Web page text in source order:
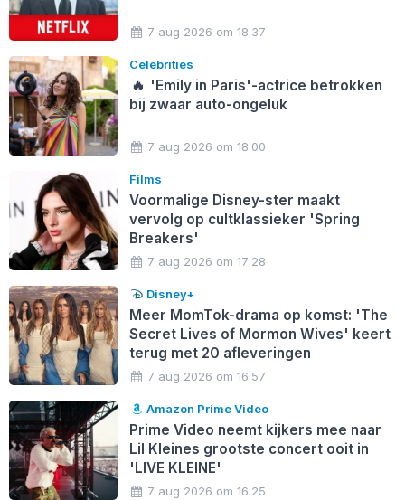
7 aug 2026 om 18:37
Celebrities
🔥 'Emily in Paris'-actrice betrokken
bij zwaar auto-ongeluk
7 aug 2026 om 18:00
Films
Voormalige Disney-ster maakt
vervolg op cultklassieker 'Spring
Breakers'
7 aug 2026 om 17:28
Disney+
Meer MomTok-drama op komst: 'The
Secret Lives of Mormon Wives' keert
terug met 20 afleveringen
7 aug 2026 om 16:57
Amazon Prime Video
Prime Video neemt kijkers mee naar
Lil Kleines grootste concert ooit in
'LIVE KLEINE'
7 aug 2026 om 16:25